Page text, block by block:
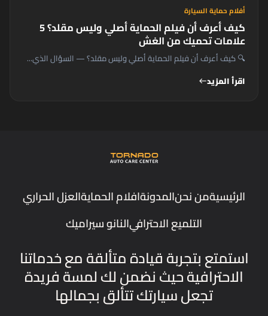
أفلام حماية السيارة
كيف أعرف أن فيلم الحماية أصلي وليس مقلد؟ 5
علامات تحميك من الغش
🔍 كيف أعرف أن فيلم الحماية أصلي وليس مقلد؟ — السؤال الذي...
اقرأ المزيدwest
الرئيسيةمن نحنالمدونةافلام الحمايةالعزل الحراري
التلميع الاحترافيالنانو سيراميك
استمتع بتجربة قيادة متألقة مع خدماتنا
الاحترافية حيث نضمن لك لمسة فريدة
تجعل سيارتك تتألق بجمالها